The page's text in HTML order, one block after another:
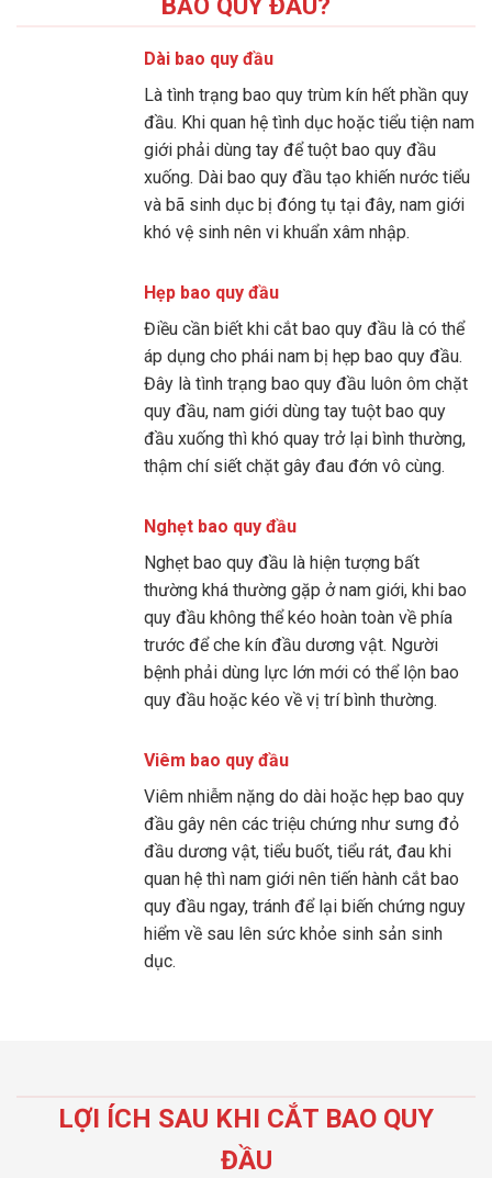
BAO QUY ĐẦU?
Dài bao quy đầu
Là tình trạng bao quy trùm kín hết phần quy
đầu. Khi quan hệ tình dục hoặc tiểu tiện nam
giới phải dùng tay để tuột bao quy đầu
xuống. Dài bao quy đầu tạo khiến nước tiểu
và bã sinh dục bị đóng tụ tại đây, nam giới
khó vệ sinh nên vi khuẩn xâm nhập.
Hẹp bao quy đầu
Điều cần biết khi cắt bao quy đầu là có thể
áp dụng cho phái nam bị hẹp bao quy đầu.
Đây là tình trạng bao quy đầu luôn ôm chặt
quy đầu, nam giới dùng tay tuột bao quy
đầu xuống thì khó quay trở lại bình thường,
thậm chí siết chặt gây đau đớn vô cùng.
Nghẹt bao quy đầu
Nghẹt bao quy đầu là hiện tượng bất
thường khá thường gặp ở nam giới, khi bao
quy đầu không thể kéo hoàn toàn về phía
trước để che kín đầu dương vật. Người
bệnh phải dùng lực lớn mới có thể lộn bao
quy đầu hoặc kéo về vị trí bình thường.
Viêm bao quy đầu
Viêm nhiễm nặng do dài hoặc hẹp bao quy
đầu gây nên các triệu chứng như sưng đỏ
đầu dương vật, tiểu buốt, tiểu rát, đau khi
quan hệ thì nam giới nên tiến hành cắt bao
quy đầu ngay, tránh để lại biến chứng nguy
hiểm về sau lên sức khỏe sinh sản sinh
dục.
LỢI ÍCH SAU KHI CẮT BAO QUY
ĐẦU